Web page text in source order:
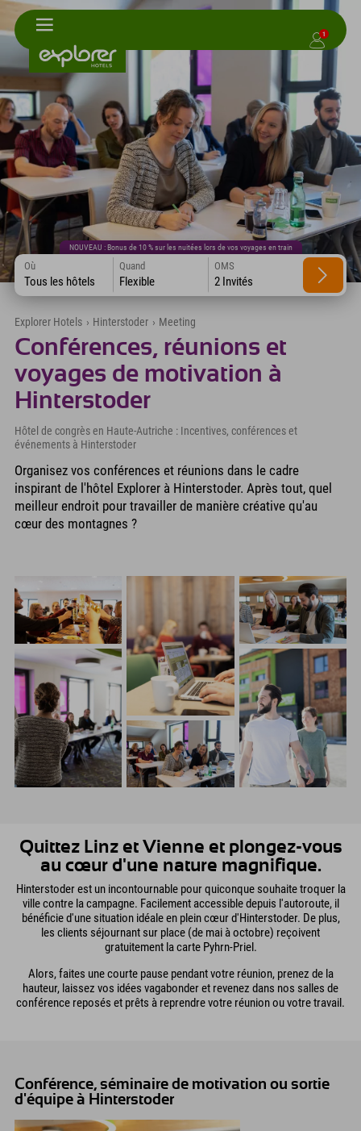
1
NOUVEAU : Bonus de 10 % sur les nuitées lors de vos voyages en train
Où
Tous les hôtels
Quand
Flexible
OMS
2 Invités
Explorer Hotels › Hinterstoder › Meeting
Conférences, réunions et
voyages de motivation à
Hinterstoder
Hôtel de congrès en Haute-Autriche : Incentives, conférences et
événements à Hinterstoder
Organisez vos conférences et réunions dans le cadre
inspirant de l'hôtel Explorer à Hinterstoder. Après tout, quel
meilleur endroit pour travailler de manière créative qu'au
cœur des montagnes ?
Quittez Linz et Vienne et plongez-vous
au cœur d'une nature magnifique.
Hinterstoder est un incontournable pour quiconque souhaite troquer la
ville contre la campagne. Facilement accessible depuis l'autoroute, il
bénéficie d'une situation idéale en plein cœur d'Hinterstoder. De plus,
les clients séjournant sur place (de mai à octobre) reçoivent
gratuitement la carte Pyhrn-Priel.
Alors, faites une courte pause pendant votre réunion, prenez de la
hauteur, laissez vos idées vagabonder et revenez dans nos salles de
conférence reposés et prêts à reprendre votre réunion ou votre travail.
Conférence, séminaire de motivation ou sortie
d'équipe à Hinterstoder